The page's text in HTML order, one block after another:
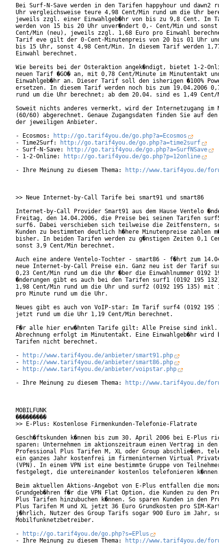
Bei Surf-N-Save werden in den Tarifen happyhour und dawn2
Uhr vergleichsweise teure 4,98 Cent/Min rund um die Uhr
jeweils zzgl. einer Einwahlgeb�hr von bis zu 9,8 Cent. Im
werden von 15 bis 20 Uhr unver�ndert 0,- Cent/Min und
Cent/Min (neu), jeweils zzgl. 1,68 Euro pro Einwahl
Tarif eve gilt der 0-Cent-Minutenpreis von 20 bis 01 Uhr
bis 15 Uhr, sonst 4,98 Cent/Min. In diesem Tarif werden
Einwahl berechnet.
Wie bereits bei der Osteraktion angek�ndigt, bietet 1-2-
neuen Tarif �GO� an, mit 0,78 Cent/Minute im Minutentakt
Einwahlgeb�hr an. Dieser Tarif soll den isherigen �100%
ersetzen. In diesem Tarif werden noch bis zum 19.04.2006
rund um die Uhr berechnet; ab dem 20.04. sind es 1,49
Soweit nichts anderes vermerkt, wird der Internetzugang im
(60/60) abgerechnet. Genaue Zugangsdaten finden Sie auf den
der jeweiligen Anbieter.
- Ecosmos:
http://go.tarif4you.de/go.php?a=Ecosmos
- Time2Surf:
http://go.tarif4you.de/go.php?a=time2surf
- Surf-N-Save:
http://go.tarif4you.de/go.php?a=SurfNSave
- 1-2-Online:
http://go.tarif4you.de/go.php?p=12online
- Ihre Meinung zu diesem Thema:
http://www.tarif4you.de/
>> Neue Internet-by-Call Tarife bei smart91 und smart86
Internet-by-Call Provider Smart91 aus dem Hause Ventelo
Freitag, den 14.04.2006, die Preise bei seinen Tarifen
surf6. Dabei verschieben sich teilweise die Zeitfenstern,
Kunden zu bestimmten deutlich h�here Minutenpreise zahlen
bisher. In beiden Tarifen werden zu g�nstigen Zeiten 0,1
sonst 3,9 Cent/Min berechnet.
Auch eine andere Ventelo-Tochter - smart86 - f�hrt zum
neue Internet-by-Call Preise ein. Ganz neu ist der Tarif
0,23 Cent/Min rund um die Uhr �ber die Einwahlnummer 0192
�nderungen gibt es auch bei den Tarifen surf1 (0192 195
1,98 Cent/Min rund um die Uhr und surf2 (0192 195 135) mit
pro Minute rund um die Uhr.
Neues gibt es auch von VoIP-star: Im Tarif surf4 (0192 195
jetzt rund um die Uhr 1,19 Cent/Min berechnet.
F�r alle hier erw�hnten Tarife gilt: Alle Preise sind inkl.
Abrechnung erfolgt im Minutentakt. Eine Einwahlgeb�hr wird
Tarifen nicht berechnet.
-
http://www.tarif4you.de/anbieter/smart91.php
-
http://www.tarif4you.de/anbieter/smart86.php
-
http://www.tarif4you.de/anbieter/voipstar.php
- Ihre Meinung zu diesem Thema:
http://www.tarif4you.de/
MOBILFUNK
���������
>> E-Plus: Kostenlose Firmenkunden-Telefonie-Flatrate
Gesch�ftskunden k�nnen bis zum 30. April 2006 bei E-Plus
sparen: Unternehmen im aktionszeitraum einen Vertrag in
Professional Plus Tarifen M, XL oder Group abschlie�en,
ein ganzes Jahr kostenfrei im firmeninternen Virtual
(VPN). In einem VPN ist eine bestimmte Gruppe von
festgelegt, die untereinander kostenlos telefonieren
Beim aktuellen Aktions-Angebot von E-Plus entfallen die
Grundgeb�hren f�r die VPN Flat Option, die Kunden zu den
Plus Tarifen hinzubuchen k�nnen. So sparen Kunden in den
Plus Tarifen M und XL jetzt 36 Euro Grundkosten pro SIM-
j�hrlich, Nutzer des Group Tarifs sogar 900 Euro im Jahr,
Mobilfunknetzbetreiber.
-
http://go.tarif4you.de/go.php?s=EPlus
- Ihre Meinung zu diesem Thema:
http://www.tarif4you.de/